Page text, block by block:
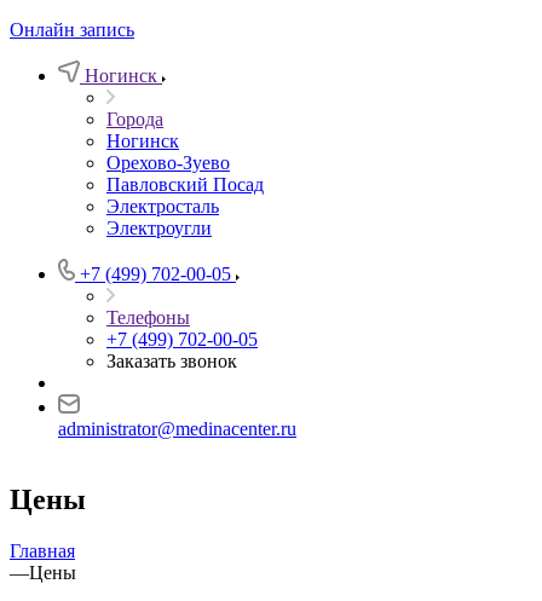
Онлайн запись
Ногинск
Города
Ногинск
Орехово-Зуево
Павловский Посад
Электросталь
Электроугли
+7 (499) 702-00-05
Телефоны
+7 (499) 702-00-05
Заказать звонок
administrator@medinacenter.ru
Цены
Главная
—Цены